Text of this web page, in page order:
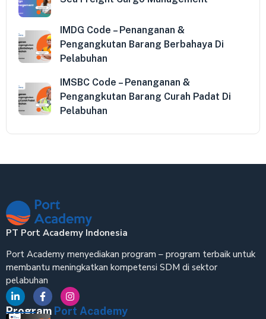
IMDG Code – Penanganan &
Pengangkutan Barang Berbahaya Di
Pelabuhan
IMSBC Code – Penanganan &
Pengangkutan Barang Curah Padat Di
Pelabuhan
PT Port Academy Indonesia
Port Academy menyediakan program – program terbaik untuk
membantu meningkatkan kompetensi SDM di sektor
pelabuhan
Program Port Academy